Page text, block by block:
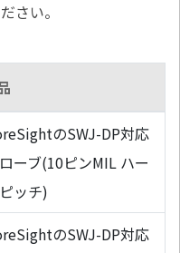
さい。
のSWJ-DP対応
ーブ(10ピンMIL ハー
ッチ)
のSWJ-DP対応